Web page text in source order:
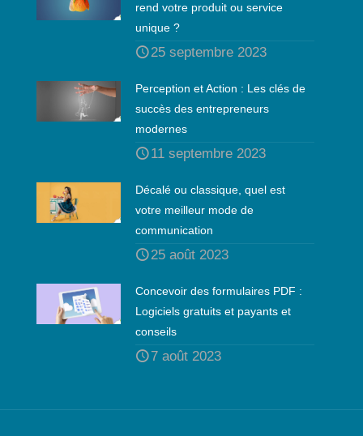
rend votre produit ou service
unique ?
25 septembre 2023
Perception et Action : Les clés de
succès des entrepreneurs
modernes
11 septembre 2023
Décalé ou classique, quel est
votre meilleur mode de
communication
25 août 2023
Concevoir des formulaires PDF :
Logiciels gratuits et payants et
conseils
7 août 2023